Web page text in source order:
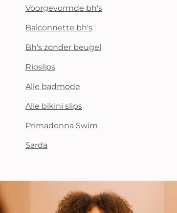
Voorgevormde bh's
Balconnette bh's
Bh's zonder beugel
Rioslips
Alle badmode
Alle bikini slips
Primadonna Swim
Sarda